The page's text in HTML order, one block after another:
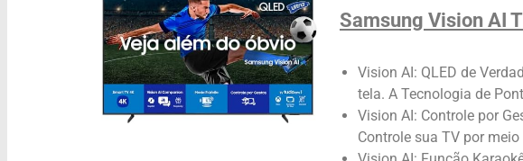
Samsung Vision AI
Vision AI: QLED de
tela. A Tecnologia de
Vision AI: Controle por
Controle sua TV por